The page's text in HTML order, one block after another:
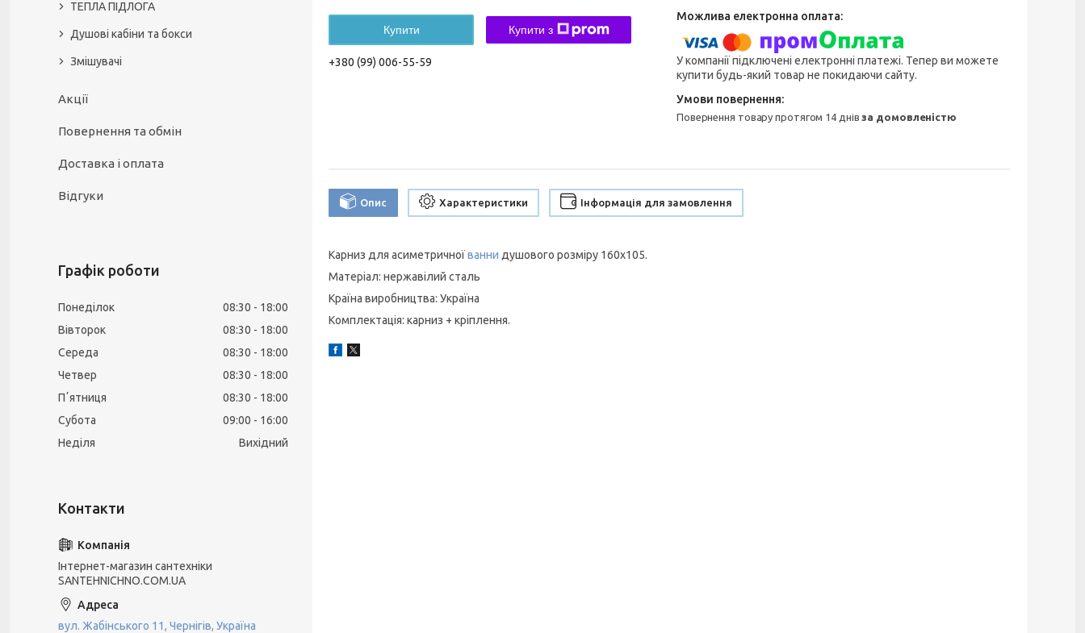
Купити Купити з
+380 (99) 006-55-59
У компанії підключені електронні платежі. Тепер ви можете
купити будь-який товар не покидаючи сайту.
повернення товару протягом 14 днівза домовленістю
Опис Характеристики Інформація для замовлення
Карниз для асиметричноїванни душового розміру 160x105.
Матеріал: нержавілий сталь
Країна виробництва: Україна
Комплектація: карниз + кріплення.
ТЕПЛА ПІДЛОГА
Душові кабіни та бокси
Змішувачі
Акції
Повернення та обмін
Доставка і оплата
Відгуки
Графік роботи
Понеділок 08:30
18:00
Вівторок
08:30
18:00
Середа
08:30
18:00
Четвер
08:30
18:00
Пʼятниця
08:30
18:00
Субота
09:00
16:00
Неділя
Вихідний
Інтернет-магазин сантехніки
SANTEHNICHNO.COM.UA
вул. Жабінського 11, Чернігів, Україна